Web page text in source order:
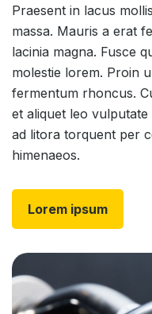
Praesent in lacus
massa. Mauris a erat
lacinia magna. Fusce
molestie lorem. Proin
fermentum rhoncus.
et aliquet leo
ad litora torquent per
himenaeos.
Lorem ipsum